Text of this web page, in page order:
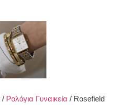
/ Ρολόγια Γυναικεία / Rosefield